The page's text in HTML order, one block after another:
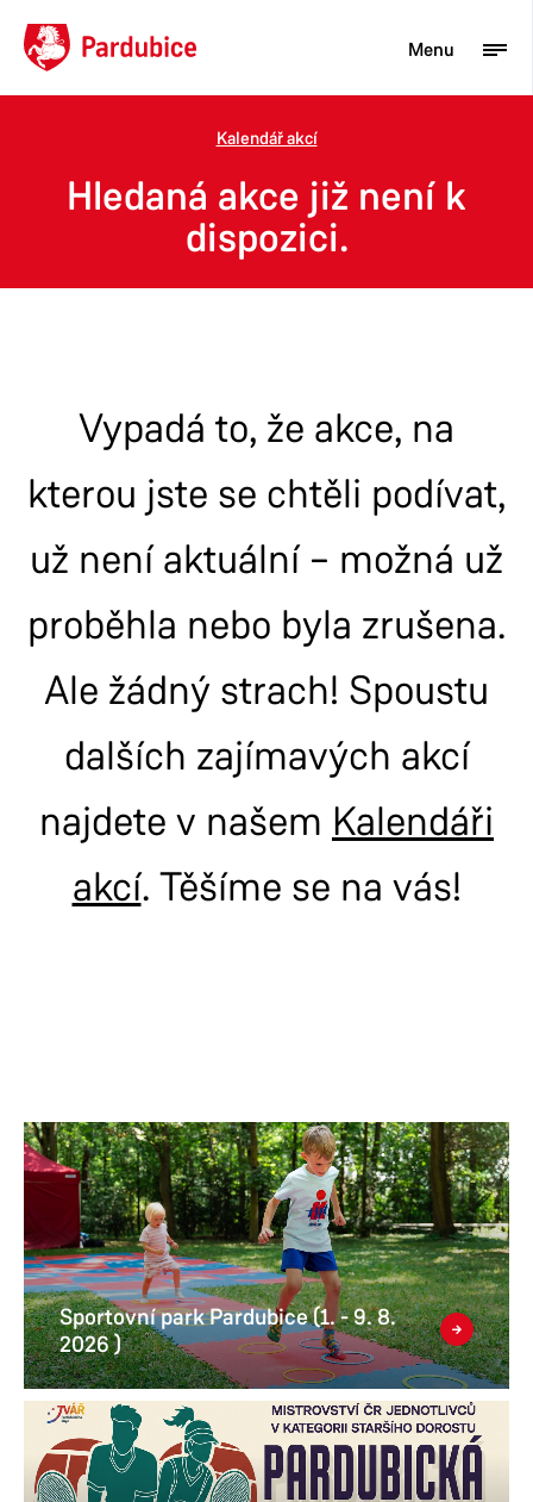
Turista
Aktuality
Kalendář akcí
Hledaná akce již není k
dispozici.
Vypadá to, že akce, na
kterou jste se chtěli podívat,
už není aktuální – možná už
proběhla nebo byla zrušena.
Ale žádný strach! Spoustu
dalších zajímavých akcí
najdete v našem Kalendáři
akcí. Těšíme se na vás!
Sportovní park Pardubice (1. - 9. 8.
2026 )
Menu